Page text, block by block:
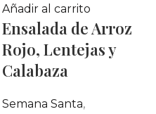
Añadir al carrito
Ensalada de Arroz
Rojo, Lentejas y
Calabaza
Semana Santa,